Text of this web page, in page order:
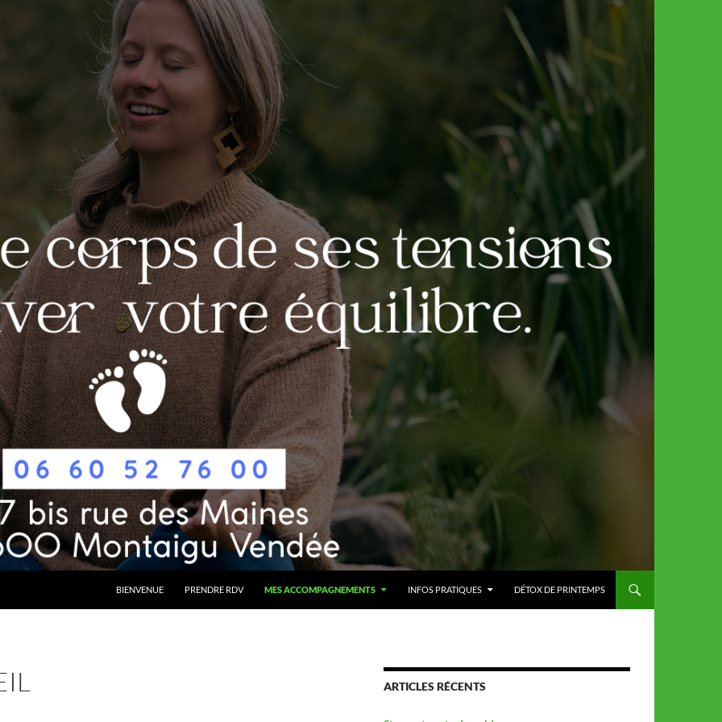
BIENVENUE PRENDRE RDV MES ACCOMPAGNEMENTS INFOS PRATIQUES DÉTOX DE PRINTEMPS
ARTICLES RÉCENTS